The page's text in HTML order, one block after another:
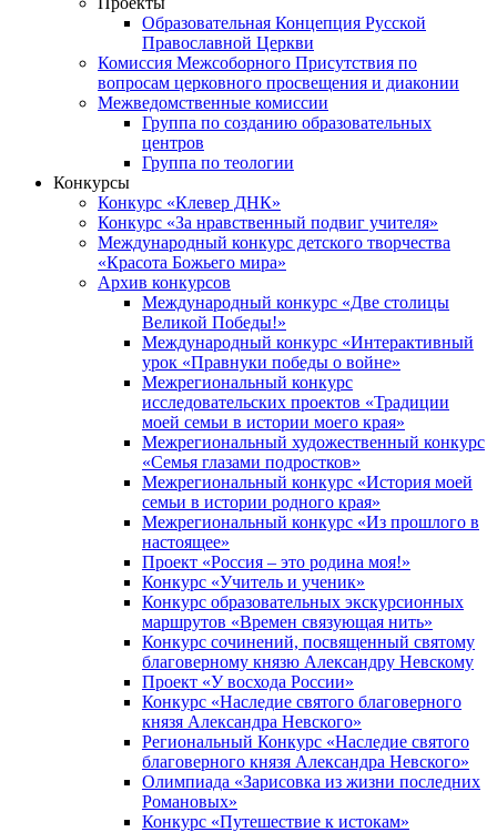
Образовательная Концепция Русской
Православной Церкви
Комиссия Межсоборного Присутствия по
вопросам церковного просвещения и диаконии
Межведомственные комиссии
Группа по созданию образовательных
центров
Группа по теологии
Конкурсы
Конкурс «Клевер ДНК»
Конкурс «За нравственный подвиг учителя»
Международный конкурс детского творчества
«Красота Божьего мира»
Архив конкурсов
Международный конкурс «Две столицы
Великой Победы!»
Международный конкурс «Интерактивный
урок «Правнуки победы о войне»
Межрегиональный конкурс
исследовательских проектов «Традиции
моей семьи в истории моего края»
Межрегиональный художественный конкурс
«Семья глазами подростков»
Межрегиональный конкурс «История моей
семьи в истории родного края»
Межрегиональный конкурс «Из прошлого в
настоящее»
Проект «Россия – это родина моя!»
Конкурс «Учитель и ученик»
Конкурс образовательных экскурсионных
маршрутов «Времен связующая нить»
Конкурс сочинений, посвященный святому
благоверному князю Александру Невскому
Проект «У восхода России»
Конкурс «Наследие святого благоверного
князя Александра Невского»
Региональный Конкурс «Наследие святого
благоверного князя Александра Невского»
Олимпиада «Зарисовка из жизни последних
Романовых»
Конкурс «Путешествие к истокам»